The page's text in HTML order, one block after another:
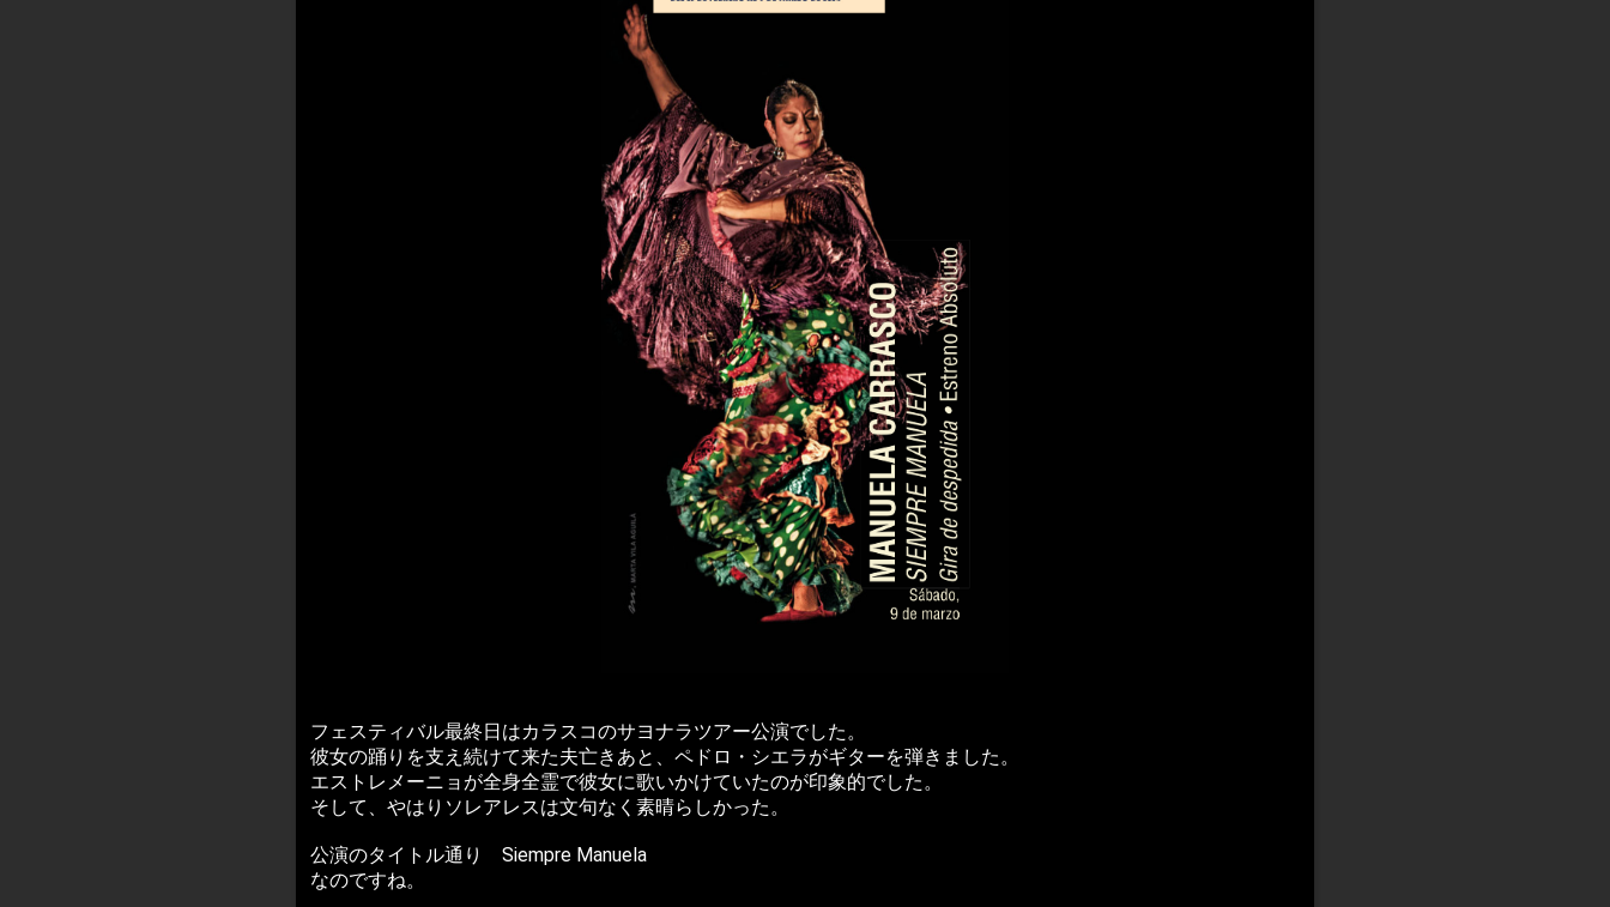
フェスティバル最終日はカラスコのサヨナラツアー公演でした。
彼女の踊りを支え続けて来た夫亡きあと、ペドロ・シエラがギターを弾きました。
エストレメーニョが全身全霊で彼女に歌いかけていたのが印象的でした。
そして、やはりソレアレスは文句なく素晴らしかった。
公演のタイトル通り Siempre Manuela
なのですね。